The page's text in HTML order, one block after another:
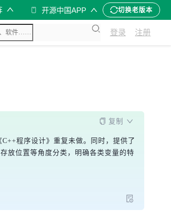
开源中国APP 切换老版本
登录 注册
复制
程序设计》重复未做。同时，提供了
放位置等角度分类，明确各类变量的特